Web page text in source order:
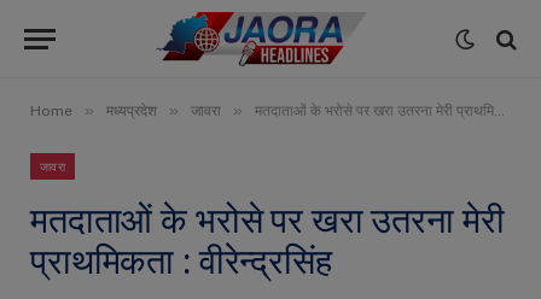
Home » मध्यप्रदेश » जावरा » मतदाताओं के भरोसे पर खरा उतरना मेरी प्राथमिकता : वीरेन्द्रसिंह
जावरा
मतदाताओं के भरोसे पर खरा उतरना मेरी
प्राथमिकता : वीरेन्द्रसिंह